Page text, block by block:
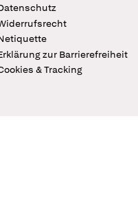
zur Barrierefreiheit
& Tracking